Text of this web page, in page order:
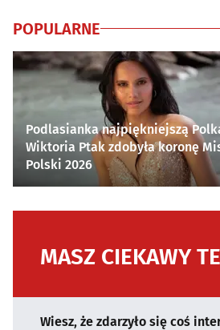
POPULARNE
Podlasianka najpiękniejszą
Wiktoria Ptak zdobyła koronę
Polski 2026
MASZ CIEKAWY
Wiesz, że zdarzyło się coś